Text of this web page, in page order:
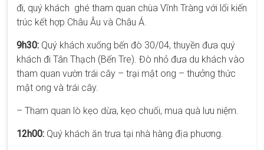
đi, quý khách ghé tham quan chùa Vĩnh Tràng với lối kiến
trúc kết hợp Châu Âu và Châu Á.
9h30: Quý khách xuống bến đò 30/04, thuyền đưa quý
khách đi Tân Thạch (Bến Tre). Đò nhỏ đưa du khách vào
tham quan vườn trái cây – trại mật ong – thưởng thức
mật ong và trái cây.
– Tham quan lò kẹo dừa, kẹo chuối, mua quà lưu niệm.
12h00: Quý khách ăn trưa tại nhà hàng địa phương.